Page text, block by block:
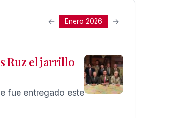
← Enero 2026 →
Ruz el jarrillo
fue entregado este